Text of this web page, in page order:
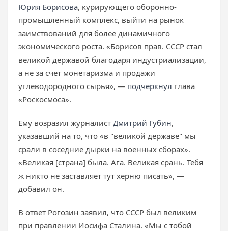
Юрия Борисова, курирующего оборонно-
промышленный комплекс, выйти на рынок
заимствований для более динамичного
экономического роста. «Борисов прав. СССР стал
великой державой благодаря индустриализации,
а не за счет монетаризма и продажи
углеводородного сырья», — подчеркнул глава
«Роскосмоса».
Ему возразил журналист Дмитрий Губин,
указавший на то, что «в "великой державе" мы
срали в соседние дырки на военных сборах».
«Великая [страна] была. Ага. Великая срань. Тебя
ж никто не заставляет тут херню писать», —
добавил он.
В ответ Рогозин заявил, что СССР был великим
при правлении Иосифа Сталина. «Мы с тобой